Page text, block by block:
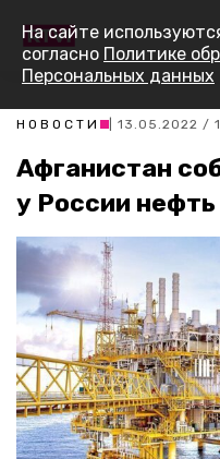
НОВОСТИ | 13.05.2022 /
Афганистан
у России нефть
На сайте
согласно Политике
Персональных данных